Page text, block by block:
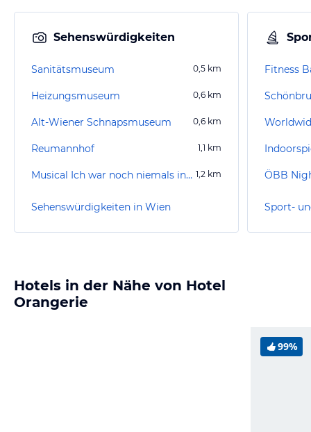
Sehenswürdigkeiten
Sanitätsmuseum 0,5 km
Heizungsmuseum 0,6 km
Alt-Wiener Schnapsmuseum 0,6 km
Reumannhof 1,1 km
Musical Ich war noch niemals in New York 1,2 km
Sehenswürdigkeiten in Wien
Fitness
ÖBB
Sport-
Hotels in der Nähe von Hotel
Orangerie
99%